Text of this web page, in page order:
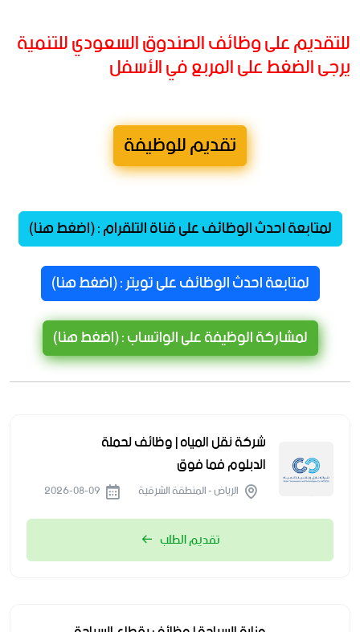
للتقديم على وظائف الصندوق السعودي للتنمية
يرجى الضغط على المربع في الأسفل
تقديم للوظيفة
لمتابعة احدث الوظائف على قناة التلقرام : (اضغط هنا)
لمتابعة احدث الوظائف على تويتر : (اضغط هنا)
لمشاركة الوظيفة على الواتساب : (اضغط هنا)
شركة نقل المياه | وظائف لحملة
الدبلوم فما فوق
الرياض - المنطقة الشرقية
تقديم الطلب